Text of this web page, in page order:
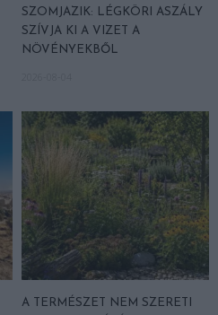
SZOMJAZIK: LÉGKÖRI ASZÁLY
SZÍVJA KI A VIZET A
NÖVÉNYEKBŐL
A TERMÉSZET NEM SZERETI